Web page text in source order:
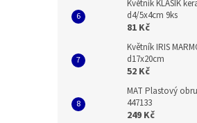
Květník KLASIK
d4/5x4cm 9ks
81 Kč
Květník IRIS
d17x20cm
52 Kč
MAT Plastový
447133
249 Kč